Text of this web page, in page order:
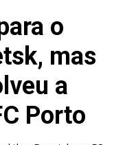
o
mas
a
Porto